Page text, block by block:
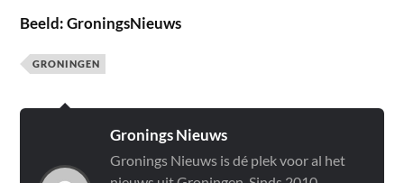
Beeld: GroningsNieuws
GRONINGEN
Gronings Nieuws
Gronings Nieuws is dé plek voor al het